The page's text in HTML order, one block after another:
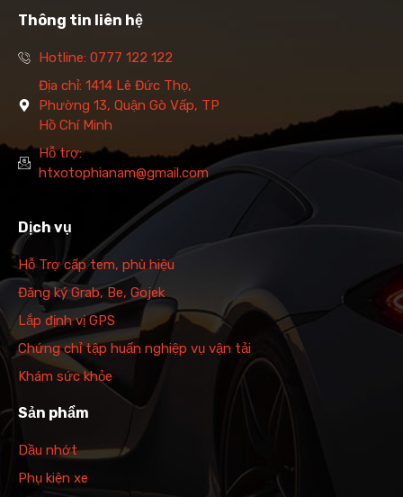
Thông tin liên hệ
Hotline: 0777 122 122
Địa chỉ: 1414 Lê Đức Thọ,
Phường 13, Quận Gò Vấp, TP
Hồ Chí Minh
Hỗ trợ:
htxotophianam@gmail.com
Dịch vụ
Hỗ Trợ cấp tem, phù hiệu
Đăng ký Grab, Be, Gojek
Lắp định vị GPS
Chứng chỉ tập huấn nghiệp vụ vận tải
Khám sức khỏe
Sản phẩm
Dầu nhớt
Phụ kiện xe